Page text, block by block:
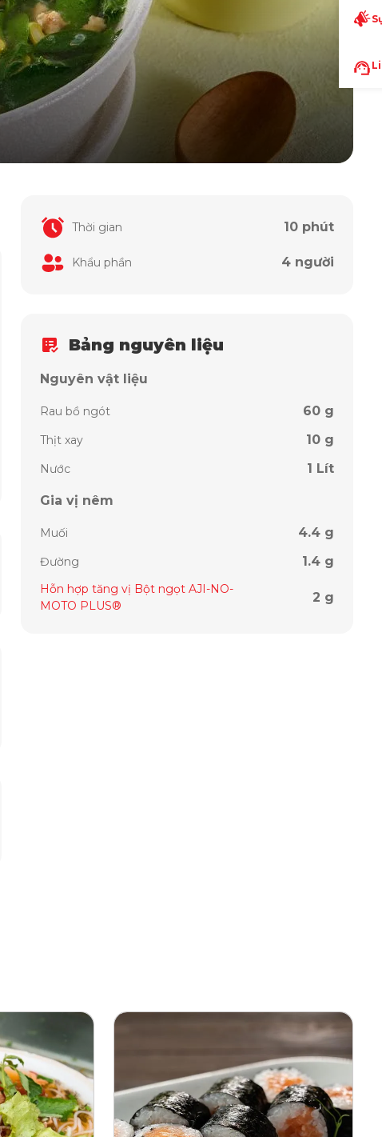
Thời gian 10 phút
Khẩu phần 4 người
Bảng nguyên liệu
Nguyên vật liệu
Rau bồ ngót 60 g
Thịt xay 10 g
Nước 1 Lít
Gia vị nêm
Muối 4.4 g
Đường 1.4 g
Hỗn hợp tăng vị Bột ngọt AJI-NO-
MOTO PLUS®
2 g